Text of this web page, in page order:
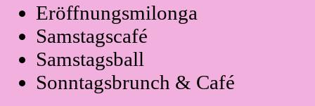
Eröffnungsmilonga
Samstagscafé
Samstagsball
Sonntagsbrunch & Café